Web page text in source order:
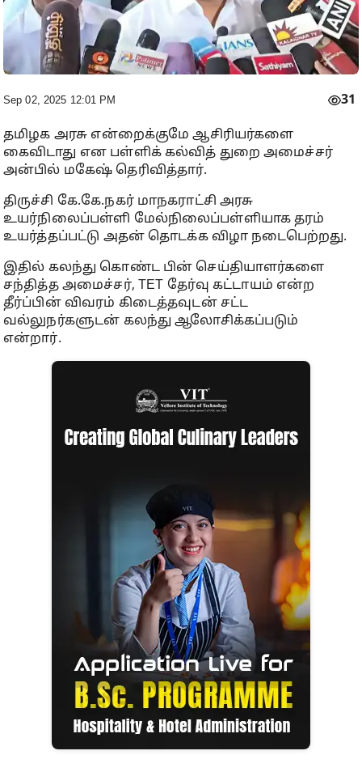
Sep 02, 2025 12:01 PM 31
தமிழக அரசு என்றைக்குமே ஆசிரியர்களை
கைவிடாது என பள்ளிக் கல்வித் துறை அமைச்சர்
அன்பில் மகேஷ் தெரிவித்தார்.
திருச்சி கே.கே.நகர் மாநகராட்சி அரசு
உயர்நிலைப்பள்ளி மேல்நிலைப்பள்ளியாக தரம்
உயர்த்தப்பட்டு அதன் தொடக்க விழா நடைபெற்றது.
இதில் கலந்து கொண்ட பின் செய்தியாளர்களை
சந்தித்த அமைச்சர், TET தேர்வு கட்டாயம் என்ற
தீர்ப்பின் விவரம் கிடைத்தவுடன் சட்ட
வல்லுநர்களுடன் கலந்து ஆலோசிக்கப்படும்
என்றார்.